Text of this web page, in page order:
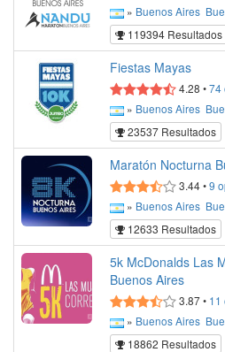
» Buenos Aires
119394 Resultados
Fiestas Mayas
4.28 •74
» Buenos Aires
23537 Resultados
Maratón Nocturna
3.44•9
» Buenos Aires
12633 Resultados
5k McDonalds Las
Buenos Aires
3.87• 11
» Buenos Aires
18862 Resultados